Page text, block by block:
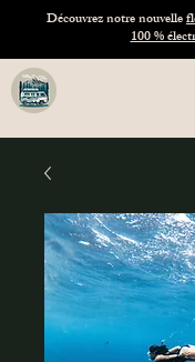
Découvrez notre nouvelle
100 %